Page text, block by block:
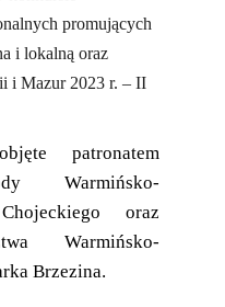
promujących
i lokalną oraz
i Mazur 2023 r. – II
patronatem
Warmińsko-
oraz
Warmińsko-
Brzezina.